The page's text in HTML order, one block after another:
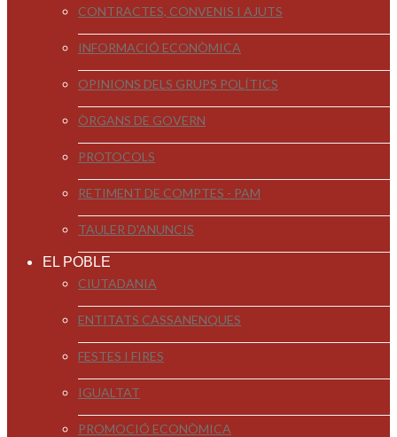
CONTRACTES, CONVENIS I AJUTS
INFORMACIÓ ECONÒMICA
OPINIONS DELS GRUPS POLÍTICS
ÒRGANS DE GOVERN
PROTOCOLS
RETIMENT DE COMPTES - PAM
TAULER D'ANUNCIS
EL POBLE
CIUTADANIA
ENTITATS CASSANENQUES
FESTES I FIRES
IGUALTAT
PROMOCIÓ ECONÒMICA